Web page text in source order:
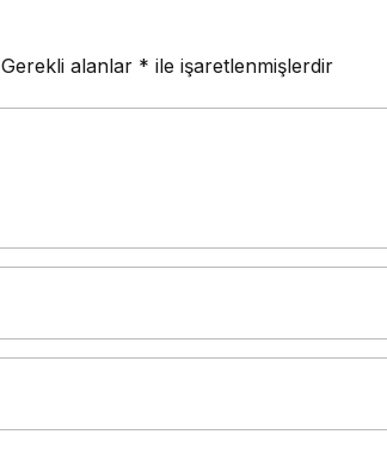
Gerekli alanlar * ile işaretlenmişlerdir